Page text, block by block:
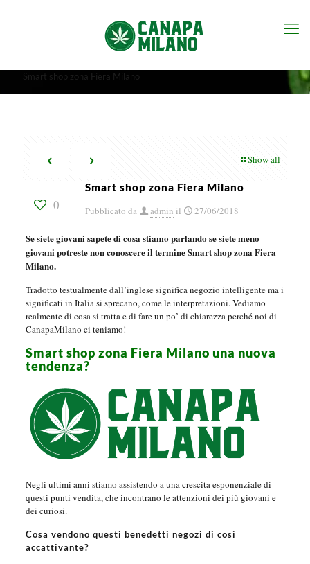
Smart shop zona Fiera Milano
Show all
0
Smart shop zona Fiera Milano
Pubblicato da
admin il 27/06/2018
Se siete giovani sapete di cosa stiamo parlando se siete meno
giovani potreste non conoscere il termine Smart shop zona Fiera
Milano.
Tradotto testualmente dall’inglese significa negozio intelligente ma i
significati in Italia si sprecano, come le interpretazioni. Vediamo
realmente di cosa si tratta e di fare un po’ di chiarezza perché noi di
CanapaMilano ci teniamo!
Smart shop zona Fiera Milano una nuova
tendenza?
Negli ultimi anni stiamo assistendo a una crescita esponenziale di
questi punti vendita, che incontrano le attenzioni dei più giovani e
dei curiosi.
Cosa vendono questi benedetti negozi di così
accattivante?